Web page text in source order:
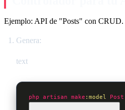
Ejemplo: API de "Posts" con CRUD.
Genera:
text
php artisan make :model Post